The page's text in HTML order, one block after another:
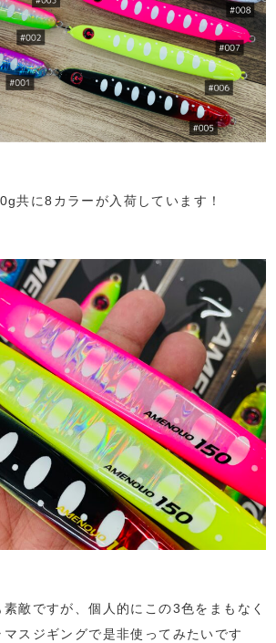
共に8カラーが入荷しています！
敵ですが、個人的にこの3色をまもなく
スジギングで是非使ってみたいです